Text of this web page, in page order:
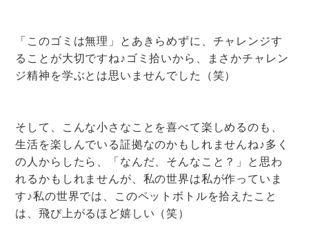
「このゴミは無理」とあきらめずに、チャレンジす
ることが大切ですね♪ゴミ拾いから、まさかチャレン
ジ精神を学ぶとは思いませんでした（笑）
そして、こんな小さなことを喜べて楽しめるのも、
生活を楽しんでいる証拠なのかもしれませんね♪多く
の人からしたら、「なんだ、そんなこと？」と思わ
れるかもしれませんが、私の世界は私が作っていま
す♪私の世界では、このペットボトルを拾えたこと
は、飛び上がるほど嬉しい（笑）